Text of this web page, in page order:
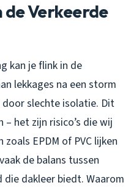
de Verkeerde
kan je flink in de
lekkages na een storm
slechte isolatie. Dit
– het zijn risico’s die wij
EPDM of PVC lijken
de balans tussen
dakleer biedt. Waarom